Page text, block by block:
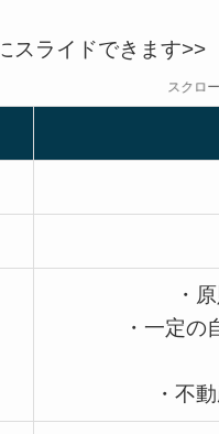
スライドできます>>
スクロ
・
・一定
・不